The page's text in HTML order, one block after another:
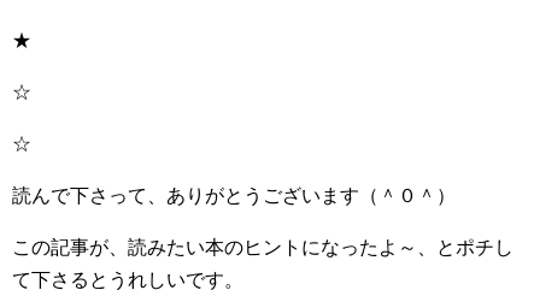
★
☆
☆
読んで下さって、ありがとうございます（＾０＾）
この記事が、読みたい本のヒントになったよ～、とポチし
て下さるとうれしいです。